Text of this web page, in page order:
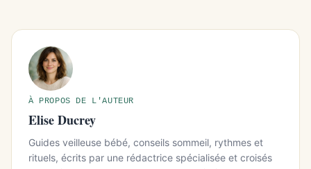
À PROPOS DE L'AUTEUR
Elise Ducrey
Guides veilleuse bébé, conseils sommeil, rythmes et
rituels, écrits par une rédactrice spécialisée et croisés